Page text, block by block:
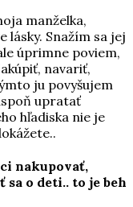
manželka,
Snažím sa jej
úprimne poviem,
navariť,
ju povyšujem
upratať
hľadiska nie je
nakupovať,
o deti.. to je beh